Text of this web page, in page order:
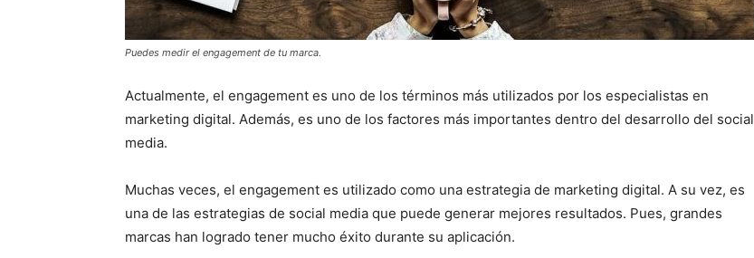
Puedes medir el engagement de tu marca.
Actualmente, el engagement es uno de los términos más utilizados por los especialistas en
marketing digital. Además, es uno de los factores más importantes dentro del desarrollo del social
media.
Muchas veces, el engagement es utilizado como una estrategia de marketing digital. A su vez, es
una de las estrategias de social media que puede generar mejores resultados. Pues, grandes
marcas han logrado tener mucho éxito durante su aplicación.